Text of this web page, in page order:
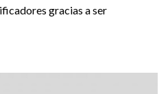
gracias a ser